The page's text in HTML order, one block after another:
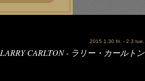
2015 1.30 fri. - 2.3 tue.
LARRY CARLTON - ラリー・カールトン